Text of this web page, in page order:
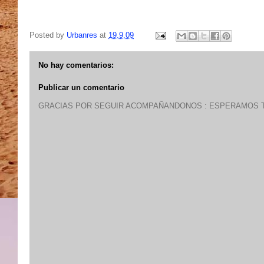
Posted by Urbanres at 19.9.09
No hay comentarios:
Publicar un comentario
GRACIAS POR SEGUIR ACOMPAÑANDONOS : ESPERAMOS